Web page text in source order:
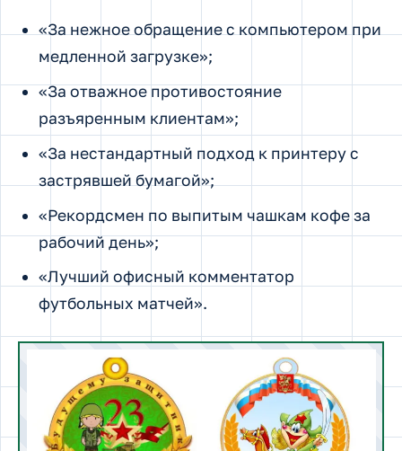
«За нежное обращение с компьютером при
медленной загрузке»;
«За отважное противостояние
разъяренным клиентам»;
«За нестандартный подход к принтеру с
застрявшей бумагой»;
«Рекордсмен по выпитым чашкам кофе за
рабочий день»;
«Лучший офисный комментатор
футбольных матчей».